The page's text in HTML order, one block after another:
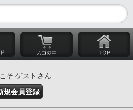
そ ゲストさん
規会員登録